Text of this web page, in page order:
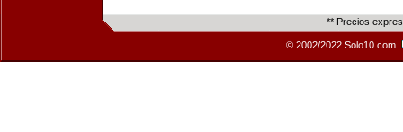
** Precios
© 2002/2022 Solo10.com